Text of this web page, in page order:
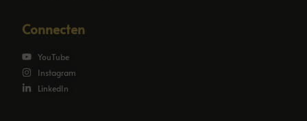
Connecten
YouTube
Instagram
LinkedIn